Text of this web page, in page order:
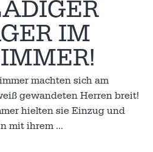
IM
machten sich am
gewandeten Herren breit!
hielten sie Einzug und
mit ihrem …